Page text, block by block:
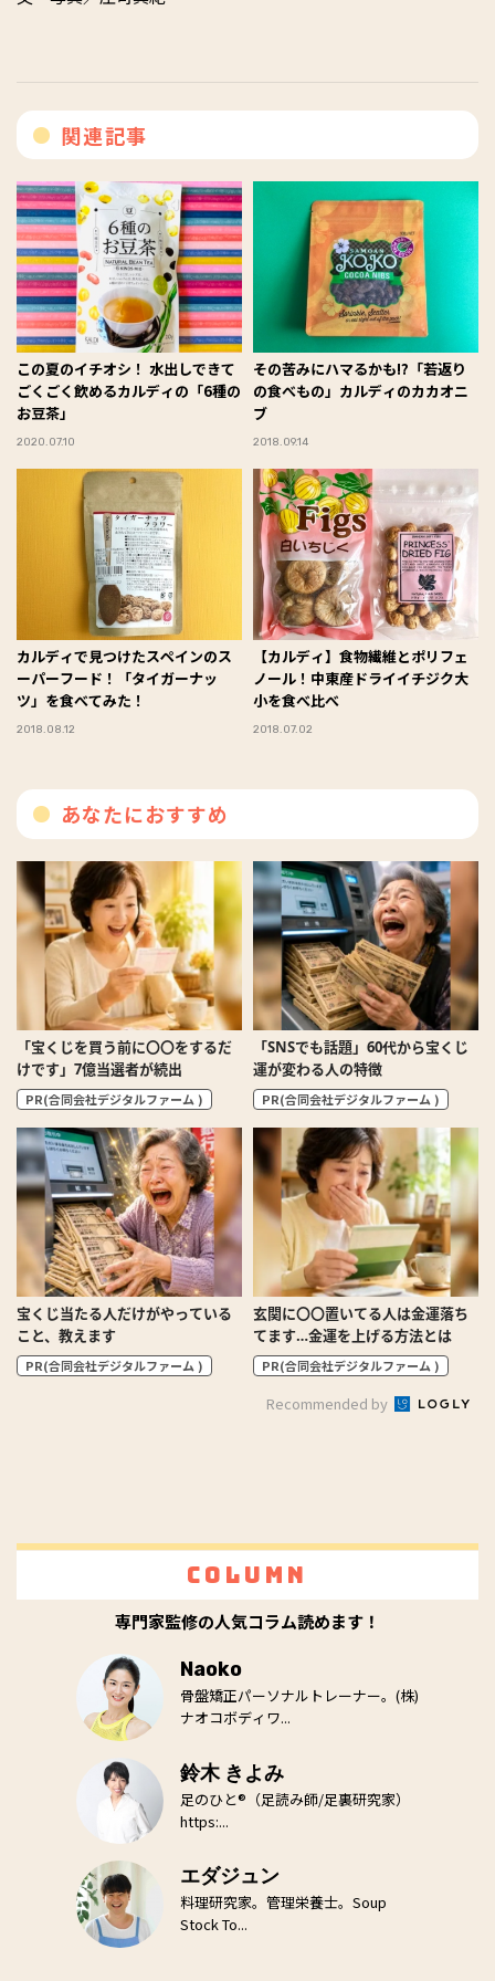
関連記事
この夏のイチオシ！ 水出しできて
ごくごく飲めるカルディの「6種の
お豆茶」
2020.07.10
その苦みにハマるかも⁉︎「若返り
の食べもの」カルディのカカオニ
ブ
2018.09.14
カルディで見つけたスペインのス
ーパーフード！「タイガーナッ
ツ」を食べてみた！
2018.08.12
【カルディ】食物繊維とポリフェ
ノール！中東産ドライイチジク大
小を食べ比べ
2018.07.02
あなたにおすすめ
「宝くじを買う前に〇〇をするだ
けです」7億当選者が続出
PR(合同会社デジタルファーム )
「SNSでも話題」60代から宝くじ
運が変わる人の特徴
PR(合同会社デジタルファーム )
宝くじ当たる人だけがやっている
こと、教えます
PR(合同会社デジタルファーム )
玄関に〇〇置いてる人は金運落ち
てます…金運を上げる方法とは
PR(合同会社デジタルファーム )
Recommended by
Column
専門家監修の人気コラム読めます！
Naoko
骨盤矯正パーソナルトレーナー。(株)
ナオコボディワ...
鈴木 きよみ
足のひと®（足読み師/足裏研究家）
https:...
エダジュン
料理研究家。管理栄養士。Soup
Stock To...